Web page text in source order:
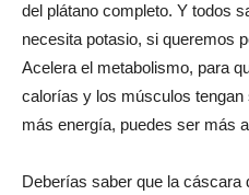
del plátano completo. Y todos
necesita potasio, si queremos
Acelera el metabolismo, para
calorías y los músculos
más energía, puedes ser más
Deberías saber que la cáscara